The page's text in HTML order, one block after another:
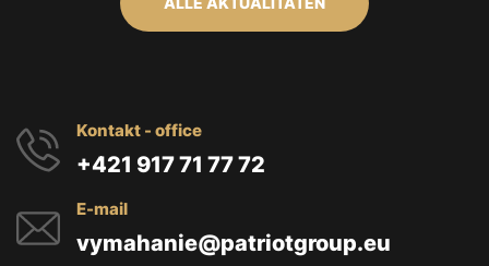
Kontakt - office
+421 917 71 77 72
E-mail
vymahanie@patriotgroup.eu